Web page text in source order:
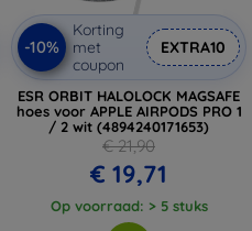
-10%
Korting
met
coupon
EXTRA10
ESR ORBIT HALOLOCK MAGSAFE
hoes voor APPLE AIRPODS PRO 1
/ 2 wit (4894240171653)
€ 21,90
€ 19,71
Op voorraad: > 5 stuks